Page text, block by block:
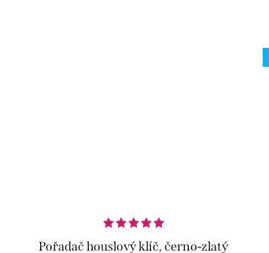
Pořadač houslový klíč, černo-zlatý